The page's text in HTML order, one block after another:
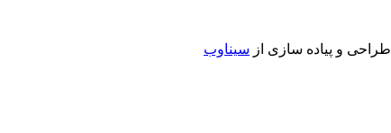
طراحی و پیاده سازی از سیناوب